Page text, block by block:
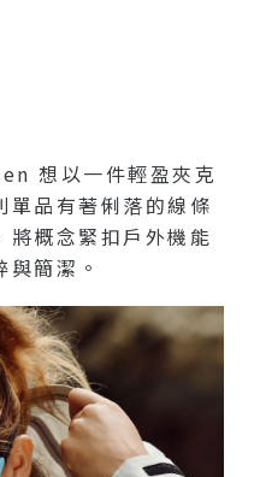
想以一件輕盈夾克
單品有著俐落的線條
將概念緊扣戶外機能
簡潔。